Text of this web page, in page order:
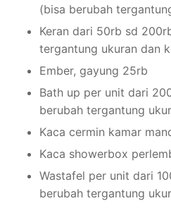
(bisa berubah
Keran dari 50rb sd
tergantung ukuran dan
Ember, gayung 25rb
Bath up per unit dari
berubah tergantung
Kaca cermin kamar
Kaca showerbox
Wastafel per unit dari
berubah tergantung